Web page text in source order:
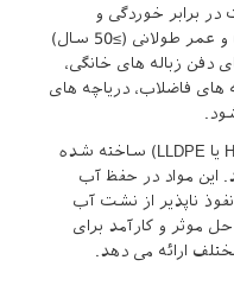
در برابر خوردگی و
محدوده دمای عملیاتی بزرگ (60–60) و عمر طولانی (≥50 سال)
زباله های خانگی،
های فاضلاب، دریاچه های
از رزین های پلی اتیلن درجه یک (HDPE یا LLDPE) ساخته شده
این مواد در حفظ آب
نفوذ ناپذیر از نشت آب
موثر و کارآمد برای
ارائه می دهد.